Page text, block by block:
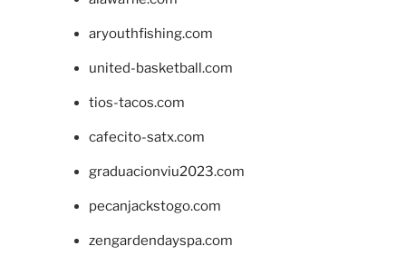
aryouthfishing.com
united-basketball.com
tios-tacos.com
cafecito-satx.com
graduacionviu2023.com
pecanjackstogo.com
zengardendayspa.com